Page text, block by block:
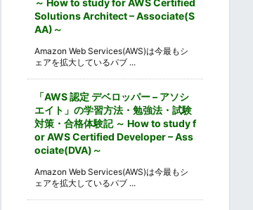
Solutions Architect – Associate(S
AA)～
Amazon Web Services(AWS)は今最もシ
ェアを拡大しているパブ ...
「AWS 認定 デベロッパー – アソシ
エイト」の学習方法・勉強法・試験
対策・合格体験記 ～ How to study f
or AWS Certified Developer – Ass
ociate(DVA)～
Amazon Web Services(AWS)は今最もシ
ェアを拡大しているパブ ...